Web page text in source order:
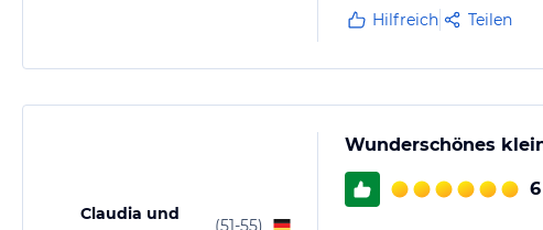
Hilfreich Teilen
Claudia und
(51-55)
Wunderschönes
6